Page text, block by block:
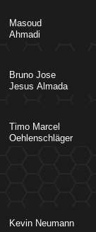


 
 
 

 